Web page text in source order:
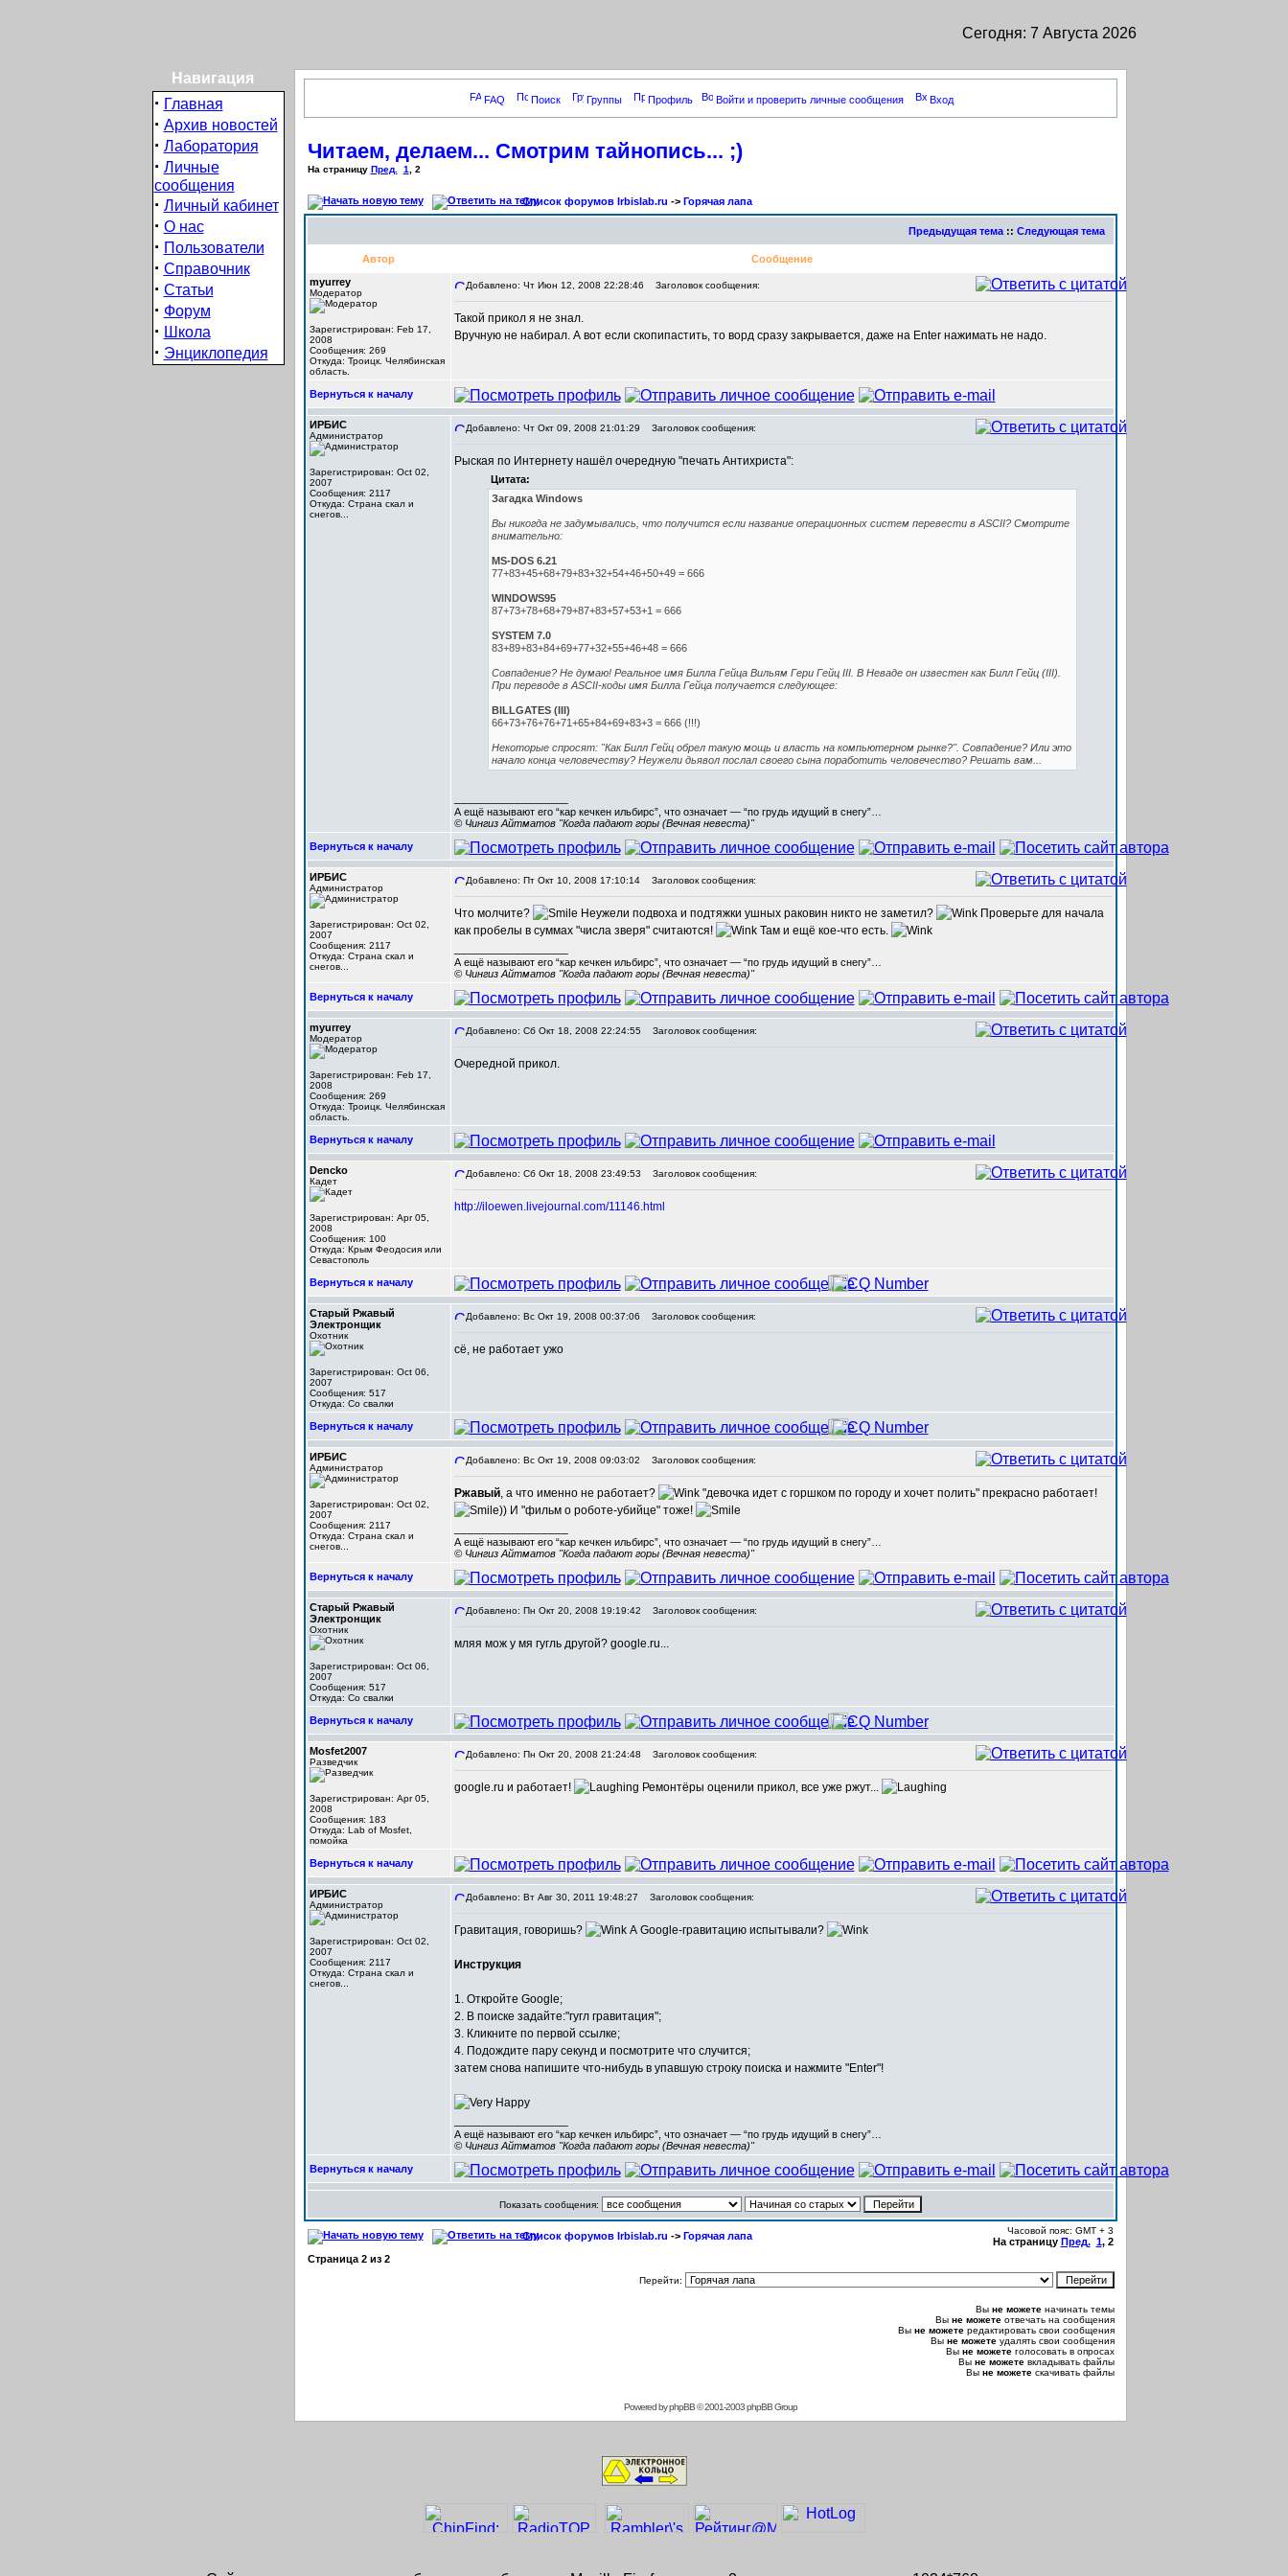
Сегодня: 7 Августа 2026
Навигация
· Главная
· Архив новостей
· Лаборатория
· Личные
сообщения
· Личный кабинет
· О нас
· Пользователи
· Справочник
· Статьи
· Форум
· Школа
· Энциклопедия
FAQ Поиск Группы Профиль Войти и проверить личные сообщения Вход
Читаем, делаем... Смотрим тайнопись... ;)
На страницу Пред. 1 2
Список форумов Irbislab.ru -> Горячая лапа
Предыдущая тема:: Следующая тема
Автор
Сообщение
myurrey
Модератор
Зарегистрирован: Feb 17,
2008
Сообщения: 269
Откуда: Троицк. Челябинская
область.
Добавлено: Чт Июн 12, 2008 22:28:46 Заголовок сообщения:
Такой прикол я не знал.
Вручную не набирал. А вот если скопипастить, то ворд сразу закрывается, даже на Enter нажимать не надо.
Вернуться к началу
ИРБИС
Администратор
Зарегистрирован: Oct 02,
2007
Сообщения: 2117
Откуда: Cтрана скал и
снегов...
Добавлено: Чт Окт 09, 2008 21:01:29 Заголовок сообщения:
Рыская по Интернету нашёл очередную "печать Антихриста":
Цитата:
Загадка Windows
Вы никогда не задумывались, что получится если название операционных систем перевести в ASCII? Смотрите
внимательно:
MS-DOS 6.21
77+83+45+68+79+83+32+54+46+50+49 = 666
WINDOWS95
87+73+78+68+79+87+83+57+53+1 = 666
SYSTEM 7.0
83+89+83+84+69+77+32+55+46+48 = 666
Совпадение? Не думаю! Реальное имя Билла Гейца Вильям Гери Гейц III. В Неваде он известен как Билл Гейц (III).
При переводе в ASCII-коды имя Билла Гейца получается следующее:
BILLGATES (III)
66+73+76+76+71+65+84+69+83+3 = 666 (!!!)
Некоторые спросят: "Как Билл Гейц обрел такую мощь и власть на компьютерном рынке?". Совпадение? Или это
начало конца человечеству? Неужели дьявол послал своего сына поработить человечество? Решать вам...
А ещё называют его “кар кечкен ильбирс”, что означает — “по грудь идущий в снегу”…
© Чингиз Айтматов "Когда падают горы (Вечная невеста)"
Вернуться к началу
ИРБИС
Администратор
Зарегистрирован: Oct 02,
2007
Сообщения: 2117
Откуда: Cтрана скал и
снегов...
Добавлено: Пт Окт 10, 2008 17:10:14 Заголовок сообщения:
Что молчите? Неужели подвоха и подтяжки ушных раковин никто не заметил?
Проверьте для начала
как пробелы в суммах "числа зверя" считаются!
Там и ещё кое-что есть.
А ещё называют его “кар кечкен ильбирс”, что означает — “по грудь идущий в снегу”…
© Чингиз Айтматов "Когда падают горы (Вечная невеста)"
Вернуться к началу
myurrey
Модератор
Зарегистрирован: Feb 17,
2008
Сообщения: 269
Откуда: Троицк. Челябинская
область.
Добавлено: Сб Окт 18, 2008 22:24:55 Заголовок сообщения:
Очередной прикол.
Вернуться к началу
Dencko
Кадет
Зарегистрирован: Apr 05,
2008
Сообщения: 100
Откуда: Крым Феодосия или
Севастополь
Добавлено: Сб Окт 18, 2008 23:49:53 Заголовок сообщения:
http://iloewen.livejournal.com/11146.html
Вернуться к началу
Старый Ржавый
Электронщик
Охотник
Зарегистрирован: Oct 06,
2007
Сообщения: 517
Откуда: Со свалки
Добавлено: Вс Окт 19, 2008 00:37:06 Заголовок сообщения:
сё, не работает ужо
Вернуться к началу
ИРБИС
Администратор
Зарегистрирован: Oct 02,
2007
Сообщения: 2117
Откуда: Cтрана скал и
снегов...
Добавлено: Вс Окт 19, 2008 09:03:02 Заголовок сообщения:
Ржавый, а что именно не работает?
"девочка идет с горшком по городу и хочет полить" прекрасно работает!
)) И "фильм о роботе-убийце" тоже!
А ещё называют его “кар кечкен ильбирс”, что означает — “по грудь идущий в снегу”…
© Чингиз Айтматов "Когда падают горы (Вечная невеста)"
Вернуться к началу
Старый Ржавый
Электронщик
Охотник
Зарегистрирован: Oct 06,
2007
Сообщения: 517
Откуда: Со свалки
Добавлено: Пн Окт 20, 2008 19:19:42 Заголовок сообщения:
мляя мож у мя гугль другой? google.ru...
Вернуться к началу
Mosfet2007
Разведчик
Зарегистрирован: Apr 05,
2008
Сообщения: 183
Откуда: Lab of Mosfet,
помойка
Добавлено: Пн Окт 20, 2008 21:24:48 Заголовок сообщения:
google.ru и работает! Ремонтёры оценили прикол, все уже ржут...
Вернуться к началу
ИРБИС
Администратор
Зарегистрирован: Oct 02,
2007
Сообщения: 2117
Откуда: Cтрана скал и
снегов...
Добавлено: Вт Авг 30, 2011 19:48:27 Заголовок сообщения:
Гравитация, говоришь? А Google-гравитацию испытывали?
Инструкция
1. Откройте Google;
2. В поиске задайте:"гугл гравитация";
3. Кликните по первой ссылке;
4. Подождите пару секунд и посмотрите что случится;
затем снова напишите что-нибудь в упавшую строку поиска и нажмите "Enter"!
А ещё называют его “кар кечкен ильбирс”, что означает — “по грудь идущий в снегу”…
© Чингиз Айтматов "Когда падают горы (Вечная невеста)"
Вернуться к началу
Показать сообщения:
Список форумов Irbislab.ru -> Горячая лапа Часовой пояс: GMT + 3
На страницу Пред. 1, 2
Страница 2из 2
Перейти:
Вы не можетеначинать темы
Вы не можетеотвечать на сообщения
Вы не можетередактировать свои сообщения
Вы не можетеудалять свои сообщения
Вы не можетеголосовать в опросах
Вы не можетевкладывать файлы
Вы не можетескачивать файлы
Powered byphpBB© 2001-2003 phpBB Group